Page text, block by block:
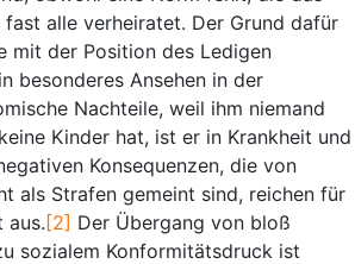
alle verheiratet. Der Grund dafür
mit der Position des Ledigen
besonderes Ansehen in der
Nachteile, weil ihm niemand
Kinder hat, ist er in Krankheit und
Konsequenzen, die von
als Strafen gemeint sind, reichen für
aus.[2] Der Übergang von bloß
sozialem Konformitätsdruck ist